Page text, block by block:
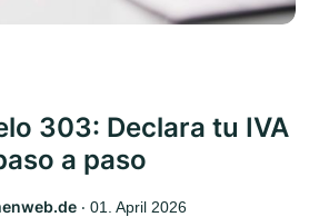
303: Declara tu IVA
a paso
‧ 01. April 2026